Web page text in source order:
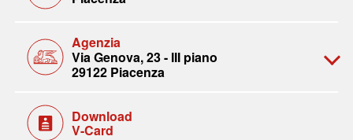
Agenzia
Via Genova, 23 - III piano
29122 Piacenza
Download
V-Card